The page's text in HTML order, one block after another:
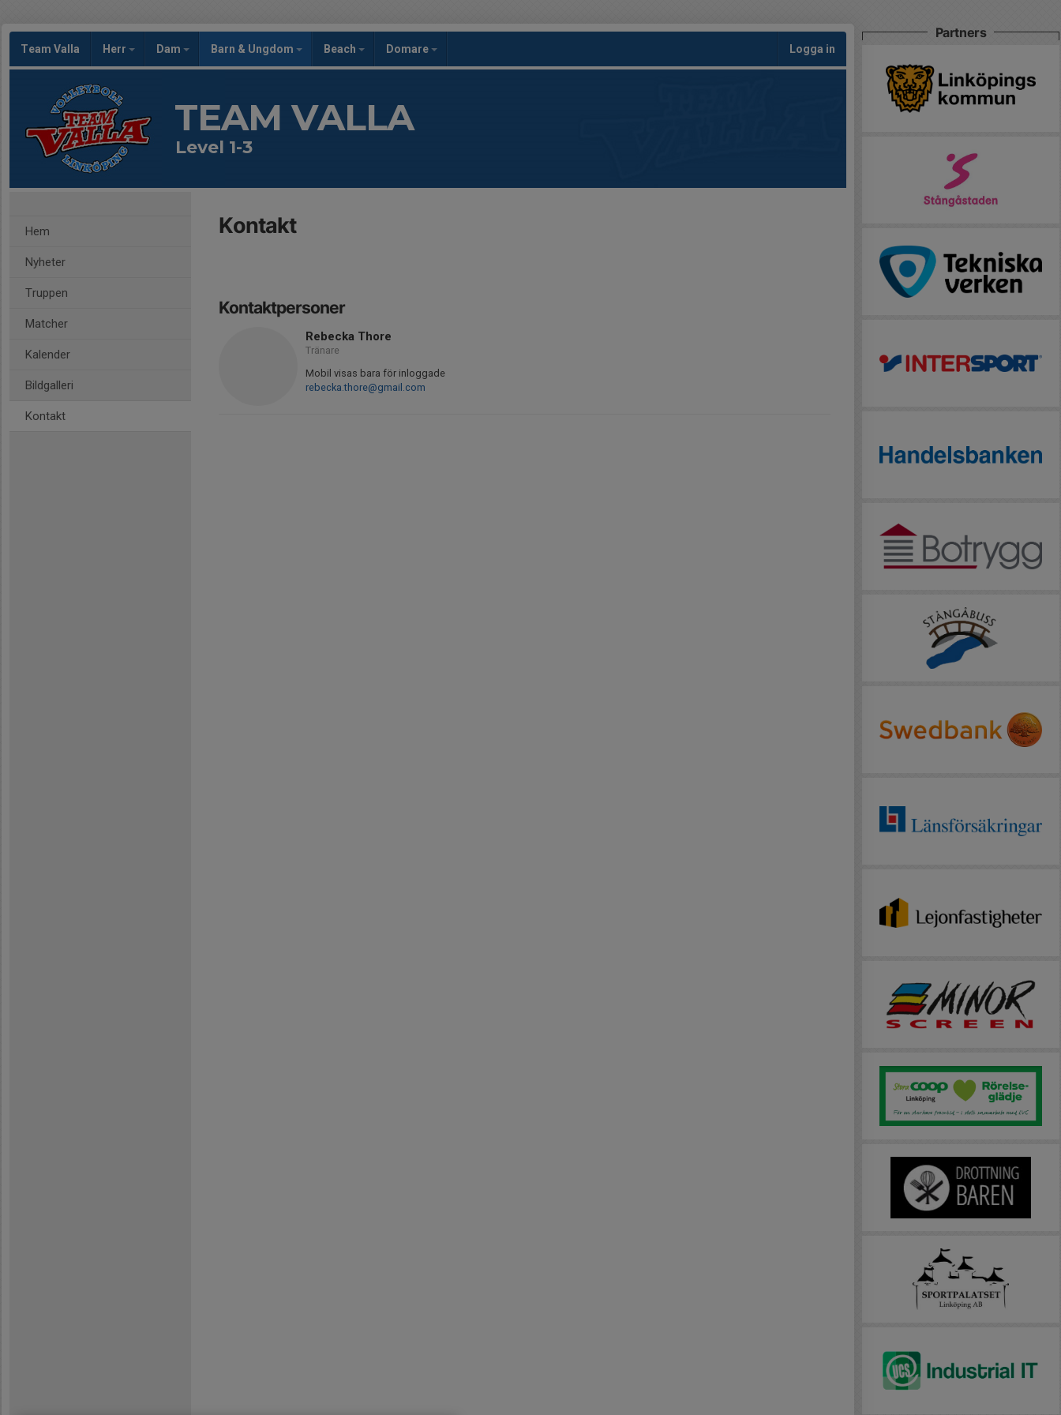
Team Valla Herr Dam Barn & Ungdom Beach Domare Logga in
TEAM VALLA
Level 1-3
Hem
Nyheter
Truppen
Matcher
Kalender
Bildgalleri
Kontakt
Kontakt
Kontaktpersoner
Rebecka Thore
Tränare
Mobil visas bara för inloggade
rebecka.thore@gmail.com
Partners